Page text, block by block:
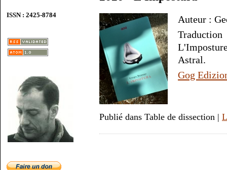
ISSN : 2425-8784
Auteur :
Astral.
Gog
Publié dans Table de dissection |